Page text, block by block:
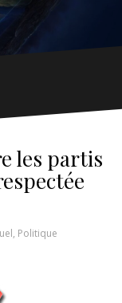
les partis
, Politique